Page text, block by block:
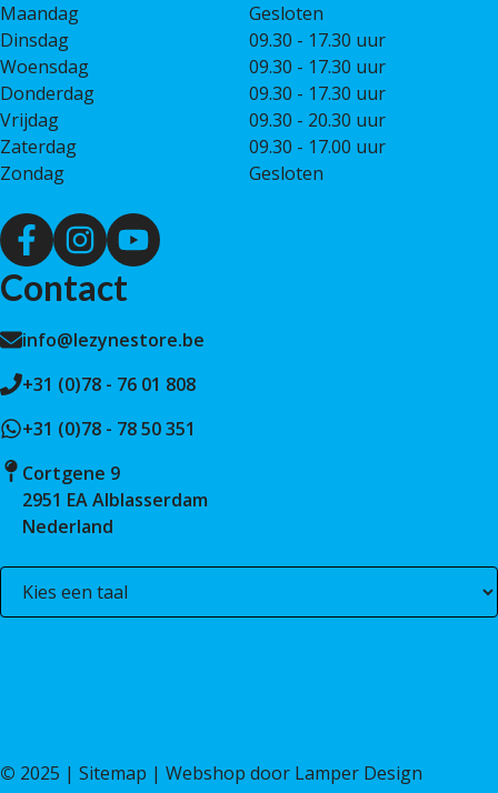
Maandag
Gesloten
Dinsdag
09.30 - 17.30 uur
Woensdag
09.30 - 17.30 uur
Donderdag
09.30 - 17.30 uur
Vrijdag
09.30 - 20.30 uur
Zaterdag
09.30 - 17.00 uur
Zondag
Gesloten
Contact
info@lezynestore.be
+31 (0)78 - 76 01 808
+31 (0)78 - 78 50 351
Cortgene 9
2951 EA Alblasserdam
Nederland
© 2025 | Sitemap | Webshop door Lamper Design